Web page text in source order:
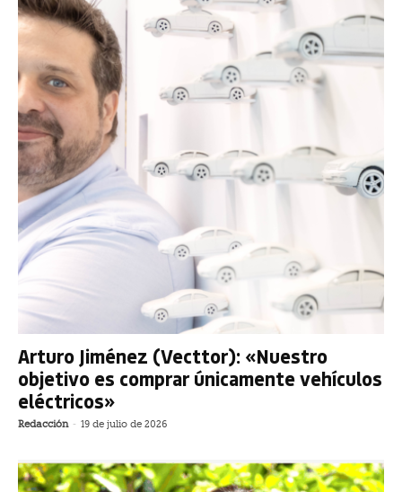
Arturo Jiménez (Vecttor): «Nuestro
objetivo es comprar únicamente vehículos
eléctricos»
Redacción - 19 de julio de 2026